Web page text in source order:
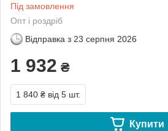
Під замовлення
Опт і роздріб
Відправка з 23 серпня 2026
1 932 ₴
1 840 ₴ від 5 шт.
Купити